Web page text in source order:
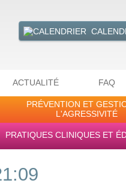
ACTUALITÉ FAQ
PRÉVENTION ET
L'AGRESSIVITÉ
PRATIQUES CLINIQUES ET